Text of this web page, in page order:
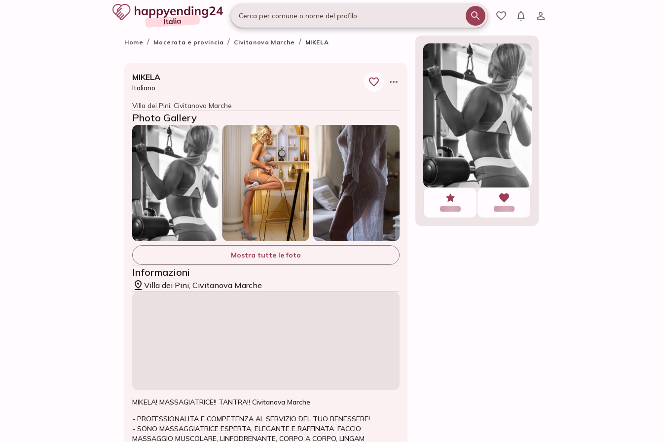
Cerca per comune o nome del profilo
Home / Macerata e provincia / Civitanova Marche / MIKELA
MIKELA
Italiano
Villa dei Pini, Civitanova Marche
Photo Gallery
Mostra tutte le foto
Informazioni
Villa dei Pini, Civitanova Marche
MIKELA! MASSAGIATRICE!! TANTRA!! Civitanova Marche
- PROFESSIONALITA E COMPETENZA AL SERVIZIO DEL TUO BENESSERE!
- SONO MASSAGGIATRICE ESPERTA, ELEGANTE E RAFFINATA. FACCIO
MASSAGGIO MUSCOLARE, LINFODRENANTE, CORPO A CORPO, LINGAM